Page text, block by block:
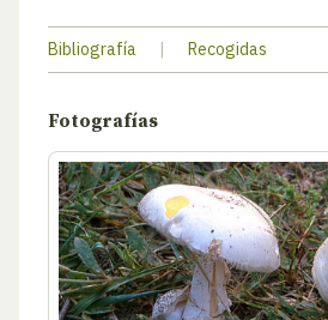
Bibliografía | Recogidas
Fotografías